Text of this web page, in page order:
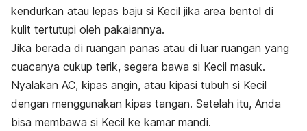
kendurkan atau lepas baju si Kecil jika area bentol di
kulit tertutupi oleh pakaiannya.
Jika berada di ruangan panas atau di luar ruangan yang
cuacanya cukup terik, segera bawa si Kecil masuk.
Nyalakan AC, kipas angin, atau kipasi tubuh si Kecil
dengan menggunakan kipas tangan. Setelah itu, Anda
bisa membawa si Kecil ke kamar mandi.